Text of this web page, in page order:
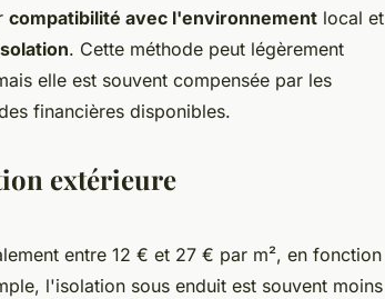
compatibilité avec l'environnement local et
. Cette méthode peut légèrement
elle est souvent compensée par les
financières disponibles.
extérieure
entre 12 € et 27 € par m², en fonction
l'isolation sous enduit est souvent moins